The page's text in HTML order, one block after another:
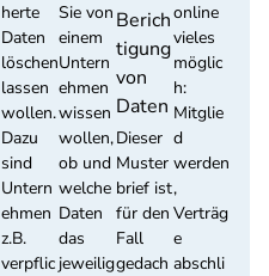
herte
Daten
löschen
lassen
wollen.
Dazu
sind
Untern
ehmen
z.B.
verpflic
Sie von
einem
Untern
ehmen
wissen
wollen,
ob und
welche
Daten
das
jeweilig
Berich
tigung
von
Daten
Dieser
Muster
brief ist
für den
Fall
gedach
online
vieles
möglic
h:
Mitglie
d
werden
,
Verträg
e
abschli